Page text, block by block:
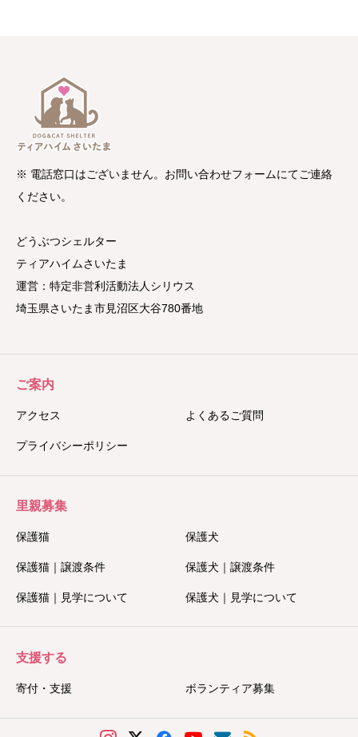
※ 電話窓口はございません。お問い合わせフォームにてご連絡
ください。
どうぶつシェルター
ティアハイムさいたま
運営：特定非営利活動法人シリウス
埼玉県さいたま市見沼区大谷780番地
ご案内
アクセス よくあるご質問
プライバシーポリシー
里親募集
保護猫 保護犬
保護猫｜譲渡条件 保護犬｜譲渡条件
保護猫｜見学について 保護犬｜見学について
支援する
寄付・支援 ボランティア募集